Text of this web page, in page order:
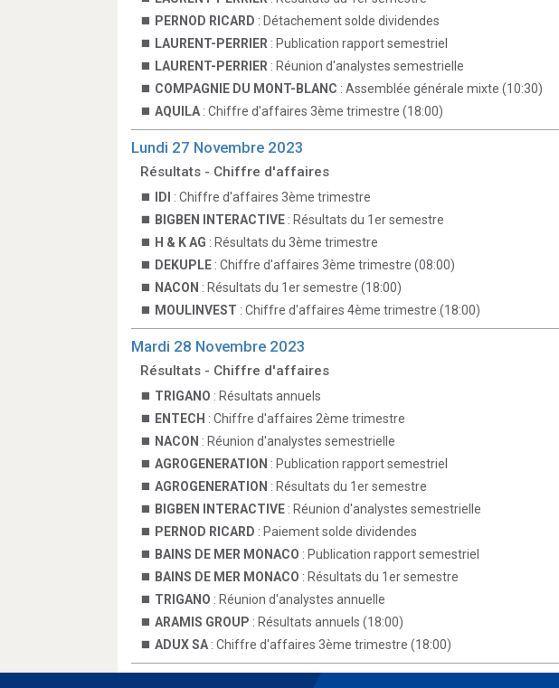
PERNOD RICARD : Détachement solde dividendes
LAURENT-PERRIER : Publication rapport semestriel
LAURENT-PERRIER : Réunion d'analystes semestrielle
COMPAGNIE DU MONT-BLANC : Assemblée générale mixte (10:30)
AQUILA : Chiffre d'affaires 3ème trimestre (18:00)
Lundi 27 Novembre 2023
Résultats - Chiffre d'affaires
IDI : Chiffre d'affaires 3ème trimestre
BIGBEN INTERACTIVE : Résultats du 1er semestre
H & K AG : Résultats du 3ème trimestre
DEKUPLE : Chiffre d'affaires 3ème trimestre (08:00)
NACON : Résultats du 1er semestre (18:00)
MOULINVEST : Chiffre d'affaires 4ème trimestre (18:00)
Mardi 28 Novembre 2023
Résultats - Chiffre d'affaires
TRIGANO : Résultats annuels
ENTECH : Chiffre d'affaires 2ème trimestre
NACON : Réunion d'analystes semestrielle
AGROGENERATION : Publication rapport semestriel
AGROGENERATION : Résultats du 1er semestre
BIGBEN INTERACTIVE : Réunion d'analystes semestrielle
PERNOD RICARD : Paiement solde dividendes
BAINS DE MER MONACO : Publication rapport semestriel
BAINS DE MER MONACO : Résultats du 1er semestre
TRIGANO : Réunion d'analystes annuelle
ARAMIS GROUP : Résultats annuels (18:00)
ADUX SA : Chiffre d'affaires 3ème trimestre (18:00)